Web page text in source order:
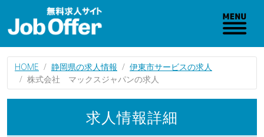
HOME 静岡県の求人情報
伊東市サービスの求人
株式会社 マックスジャパンの求人
求人情報詳細